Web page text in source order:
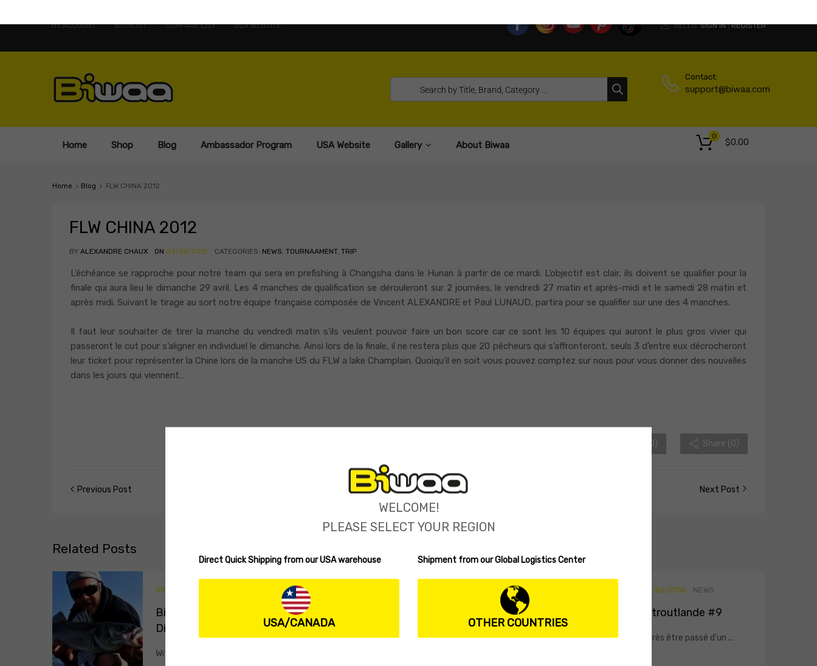
MY ACCOUNT WISHLIST COMPARE LIST USA WEBSITE HELLO. SIGN IN | REGISTER
Contact:
support@biwaa.com
Home Shop Blog Ambassador Program USA Website Gallery About Biwaa $0.00
0
Home Blog FLW CHINA 2012
FLW CHINA 2012
BY ALEXANDRE CHAUX ON 04/22/2012 CATEGORIES: NEWS, TOURNAAMENT, TRIP
L’échéance se rapproche pour notre team qui sera en prefishing à Changsha dans le Hunan à partir de ce mardi. L’objectif est clair, ils doivent se qualifier pour la
finale qui aura lieu le dimanche 29 avril. Les 4 manches de qualification se dérouleront sur 2 journées, le vendredi 27 matin et après-midi et le samedi 28 matin et
après midi. Suivant le tirage au sort notre équipe française composée de Vincent ALEXANDRE et Paul LUNAUD, partira pour se qualifier sur une des 4 manches.
Il faut leur souhaiter de tirer la manche du vendredi matin s’ils veulent pouvoir faire un bon score car ce sont les 10 équipes qui auront le plus gros vivier qui
passeront le cut pour s’aligner en individuel le dimanche. Ainsi lors de la finale, il ne restera plus que 20 pêcheurs qui s’affronteront, seuls 3 d’entre eux décrocheront
leur ticket pour représenter la Chine lors de la manche US du FLW a lake Champlain. Quoiqu’il en soit vous pouvez comptez sur nous pour vous donner des nouvelles
dans les jours qui viennent…
0 Share (0)
Previous Post Next Post
Related Posts
09/16/2021
Biwaa Ocean
Divinator – Part 2
Without ending with the ...
Divinator – Part 1
03/06/2016 NEWS
IStroutlande #9
Après être passé d'un ...
WELCOME!
PLEASE SELECT YOUR REGION
Direct Quick Shipping from our USA warehouse
USA/CANADA
Shipment from our Global Logistics Center
OTHER COUNTRIES